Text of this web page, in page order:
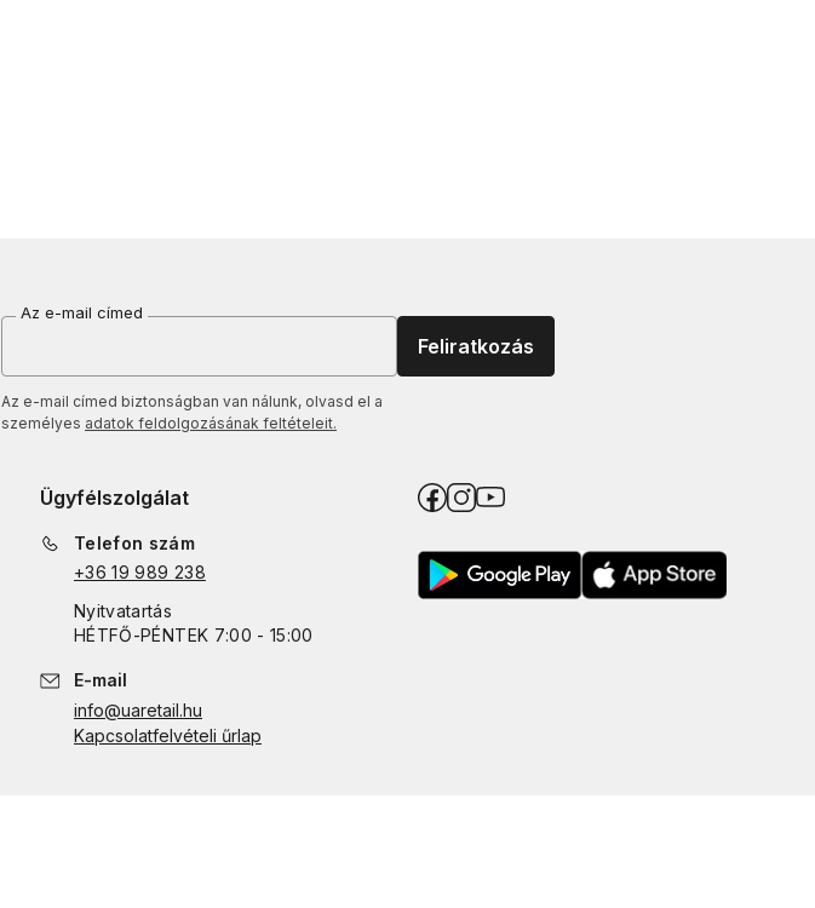
Az e-mail címed
Feliratkozás
Az e-mail címed biztonságban van nálunk, olvasd el a
személyes adatok feldolgozásának feltételeit.
Ügyfélszolgálat
Telefon szám
+36 19 989 238
Nyitvatartás
HÉTFŐ-PÉNTEK 7:00 - 15:00
E-mail
info@uaretail.hu
Kapcsolatfelvételi űrlap